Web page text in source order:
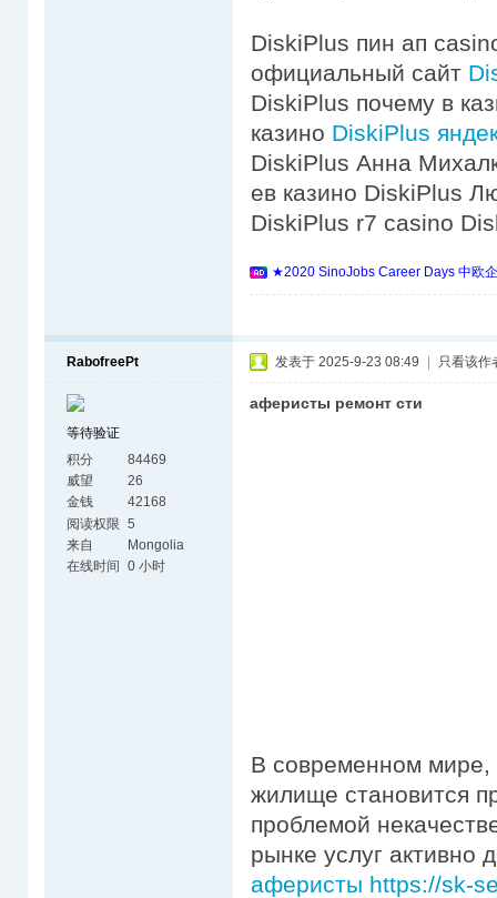
DiskiPlus пин ап
официальный сайт
DiskiPlus почему в
казино DiskiPlus
DiskiPlus Анна
ев казино DiskiPlus
DiskiPlus r7 casino
★2020 SinoJobs Career Days 中欧
RabofreePt
等待验证
积分
84469
威望
26
金钱
42168
阅读权限 5
来自
Mongolia
在线时间
0 小时
发表于 2025-9-23 08:49 只看该作
аферисты ремонт сти
В современном мире,
жилище становится
проблемой
рынке услуг
аферисты https://sk-